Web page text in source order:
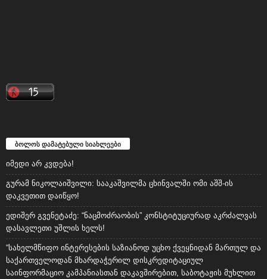
ბოლოს დამატებული სიახლეები
იმედი არ კვდება!
გურამ ნიკოლაიშვილი: სააკაშვილმა ცხინვალში ომი აშშ-ის
დაკვეთით დაიწყო!
ედიშერ გვენეტაძე: “ნაცმოძრაობის” კონსტიტუციურად აკრძალვას
დასავლეთი უშლის ხელს!
“სახელმწიფო ინტერესების საზიანოდ უცხო ქვეყნიდან მართულ და
საქართველოდან მხარდაჭერილ დისკრედიტაციულ
საინფორმაციო კამპანიასთან დაკავშირებით, საბოტაჟის მუხლით